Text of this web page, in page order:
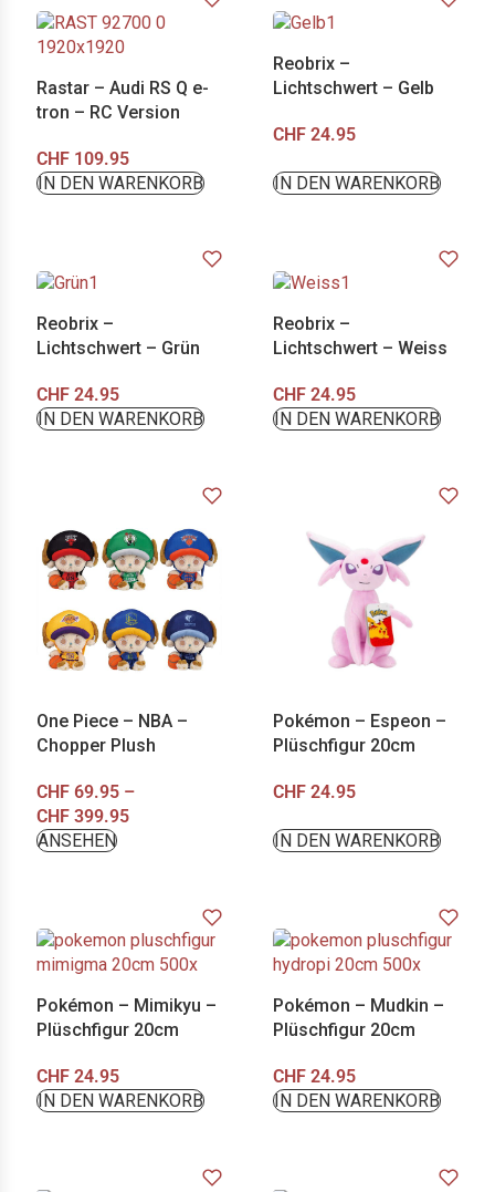
Rastar – Audi RS Q e-
tron – RC Version
CHF 109.95
IN DEN WARENKORB
Reobrix –
Lichtschwert – Gelb
CHF24.95
IN DEN WARENKORB
Reobrix –
Lichtschwert – Grün
CHF 24.95
IN DEN WARENKORB
Reobrix –
Lichtschwert – Weiss
CHF24.95
IN DEN WARENKORB
One Piece – NBA –
Chopper Plush
CHF 69.95 –
CHF 399.95
ANSEHEN
Pokémon – Espeon –
Plüschfigur 20cm
CHF24.95
IN DEN WARENKORB
Pokémon – Mimikyu –
Plüschfigur 20cm
CHF 24.95
IN DEN WARENKORB
Pokémon – Mudkin –
Plüschfigur 20cm
CHF24.95
IN DEN WARENKORB